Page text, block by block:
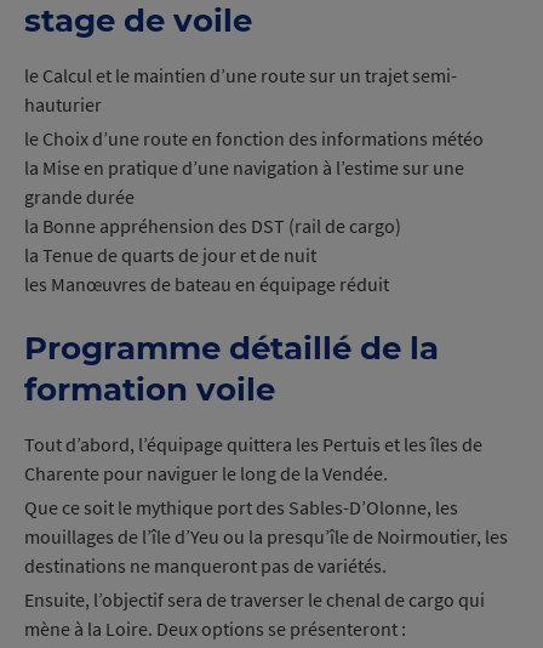
stage de voile
le Calcul et le maintien d’une route sur un trajet semi-
hauturier
le Choix d’une route en fonction des informations météo
la Mise en pratique d’une navigation à l’estime sur une
grande durée
la Bonne appréhension des DST (rail de cargo)
la Tenue de quarts de jour et de nuit
les Manœuvres de bateau en équipage réduit
Programme détaillé de la
formation voile
Tout d’abord, l’équipage quittera les Pertuis et les îles de
Charente pour naviguer le long de la Vendée.
Que ce soit le mythique port des Sables-D’Olonne, les
mouillages de l’île d’Yeu ou la presqu’île de Noirmoutier, les
destinations ne manqueront pas de variétés.
Ensuite, l’objectif sera de traverser le chenal de cargo qui
mène à la Loire. Deux options se présenteront :